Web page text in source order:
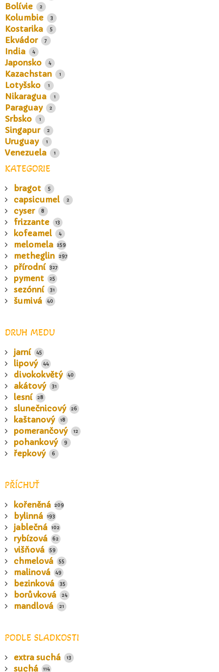
Bolívie 2
Kolumbie 3
Kostarika 5
Ekvádor 7
India 4
Japonsko 4
Kazachstan 1
Lotyšsko 1
Nikaragua 1
Paraguay 2
Srbsko 1
Singapur 2
Uruguay 1
Venezuela 1
KATEGORIE
bragot 5
capsicumel 2
cyser 8
frizzante 13
kofeamel 4
melomela 259
metheglin 297
přírodní 327
pyment 25
sezónní 31
šumivá 40
DRUH MEDU
jarní 45
lipový 44
divokokvětý 40
akátový 31
lesní 28
slunečnicový 26
kaštanový 18
pomerančový 12
pohankový 9
řepkový 6
PŘÍCHUŤ
kořeněná 209
bylinná 193
jablečná 102
rybízová 62
višňová 59
chmelová 55
malinová 49
bezinková 35
borůvková 24
mandlová 21
PODLE SLADKOSTI
extra suchá 13
suchá 114